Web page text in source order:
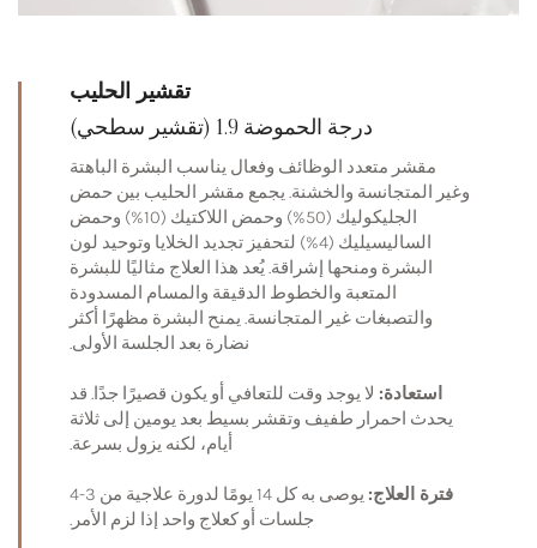
تقشير الحليب
درجة الحموضة 1.9 (تقشير سطحي)
مقشر متعدد الوظائف وفعال يناسب البشرة الباهتة
وغير المتجانسة والخشنة. يجمع مقشر الحليب بين حمض
الجليكوليك (50%) وحمض اللاكتيك (10%) وحمض
الساليسيليك (4%) لتحفيز تجديد الخلايا وتوحيد لون
البشرة ومنحها إشراقة. يُعد هذا العلاج مثاليًا للبشرة
المتعبة والخطوط الدقيقة والمسام المسدودة
والتصبغات غير المتجانسة. يمنح البشرة مظهرًا أكثر
نضارة بعد الجلسة الأولى.
استعادة: لا يوجد وقت للتعافي أو يكون قصيرًا جدًا. قد
يحدث احمرار طفيف وتقشر بسيط بعد يومين إلى ثلاثة
أيام، لكنه يزول بسرعة.
فترة العلاج:
يوصى به كل 14 يومًا لدورة علاجية من 3-4
جلسات أو كعلاج واحد إذا لزم الأمر.